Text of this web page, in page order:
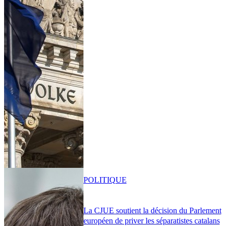
La CJUE soutient la décision du Parlement
européen de priver les séparatistes catalans
POLITIQUE